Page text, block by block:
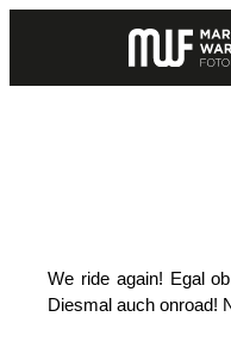
springen
We ride again! Egal
Diesmal auch onroad!